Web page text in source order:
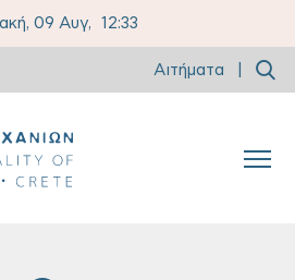
09 Αυγ, 12:33
Αιτήματα